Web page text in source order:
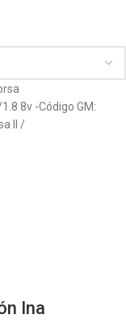
8v -Código GM:
II /
Ina